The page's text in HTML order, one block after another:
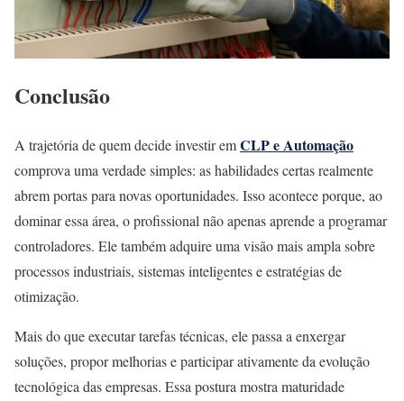
Conclusão
A trajetória de quem decide investir emCLP e Automação
comprova uma verdade simples: as habilidades certas realmente
abrem portas para novas oportunidades. Isso acontece porque, ao
dominar essa área, o profissional não apenas aprende a programar
controladores. Ele também adquire uma visão mais ampla sobre
processos industriais, sistemas inteligentes e estratégias de
otimização.
Mais do que executar tarefas técnicas, ele passa a enxergar
soluções, propor melhorias e participar ativamente da evolução
tecnológica das empresas. Essa postura mostra maturidade